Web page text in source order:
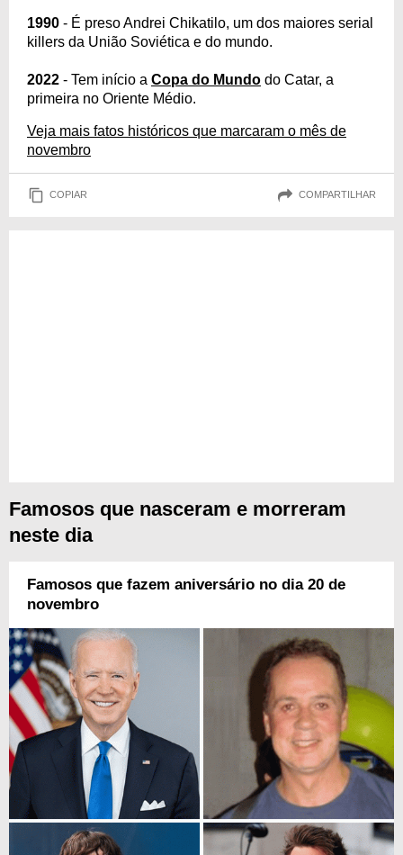
1990 - É preso Andrei Chikatilo, um dos maiores serial
killers da União Soviética e do mundo.
2022 - Tem início a Copa do Mundo do Catar, a
primeira no Oriente Médio.
Veja mais fatos históricos que marcaram o mês de
novembro
COPIAR COMPARTILHAR
Famosos que nasceram e morreram
neste dia
Famosos que fazem aniversário no dia 20 de
novembro